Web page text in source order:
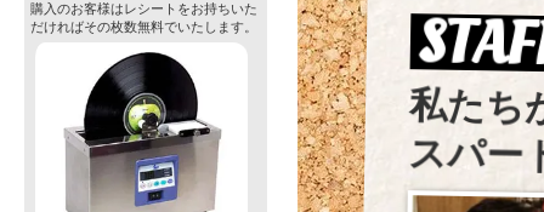
購入のお客様はレシートをお持ちいた
だければその枚数無料でいたします。
私たち
スパー